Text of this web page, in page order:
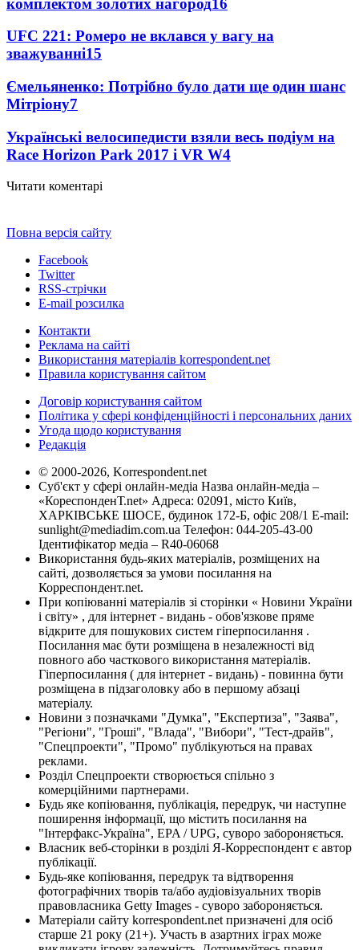
UFC 221: Ромеро не вклався у вагу на
зважуванні15
Ємельяненко: Потрібно було дати ще один шанс
Мітріону7
Українські велосипедисти взяли весь подіум на
Race Horizon Park 2017 і VR W4
Читати коментарі
Повна версія сайту
Facebook
Twitter
RSS-стрічки
E-mail розсилка
Контакти
Реклама на сайті
Використання матеріалів korrespondent.net
Правила користування сайтом
Договір користування сайтом
Політика у сфері конфіденційності і персональних даних
Угода щодо користування
Редакція
© 2000-2026, Korrespondent.net
Суб'єкт у сфері онлайн-медіа Назва онлайн-медіа –
«КореспонденТ.net» Адреса: 02091, місто Київ,
ХАРКІВСЬКЕ ШОСЕ, будинок 172-Б, офіс 208/1 E-mail:
sunlight@mediadim.com.ua Телефон: 044-205-43-00
Ідентифікатор медіа – R40-06068
Використання будь-яких матеріалів, розміщених на
сайті, дозволяється за умови посилання на
Корреспондент.net.
При копіюванні матеріалів зі сторінки « Новини України
і світу» , для інтернет - видань - обов'язкове пряме
відкрите для пошукових систем гіперпосилання .
Посилання має бути розміщена в незалежності від
повного або часткового використання матеріалів.
Гіперпосилання ( для інтернет - видань) - повинна бути
розміщена в підзаголовку або в першому абзаці
матеріалу.
Новини з позначками "Думка", "Експертиза", "Заява",
"Регіони", "Гроші", "Влада", "Вибори", "Тест-драйв",
"Спецпроекти", "Промо" публікуються на правах
реклами.
Розділ Спецпроекти створюється спільно з
комерційними партнерами.
Будь яке копіювання, публікація, передрук, чи наступне
поширення інформації, що містить посилання на
"Інтерфакс-Україна", EPA / UPG, суворо забороняється.
Власник веб-сторінки в розділі Я-Корреспондент є автор
публікації.
Будь-яке копіювання, передрук та відтворення
фотографічних творів та/або аудіовізуальних творів
правовласника Getty Images - суворо забороняється.
Матеріали сайту korrespondent.net призначені для осіб
старше 21 року (21+). Участь в азартних іграх може